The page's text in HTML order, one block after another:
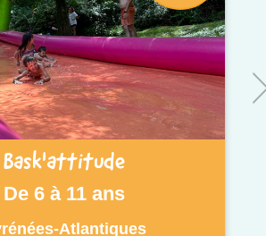
Bask'attitude
De 6 à 11 ans
Atlantiques